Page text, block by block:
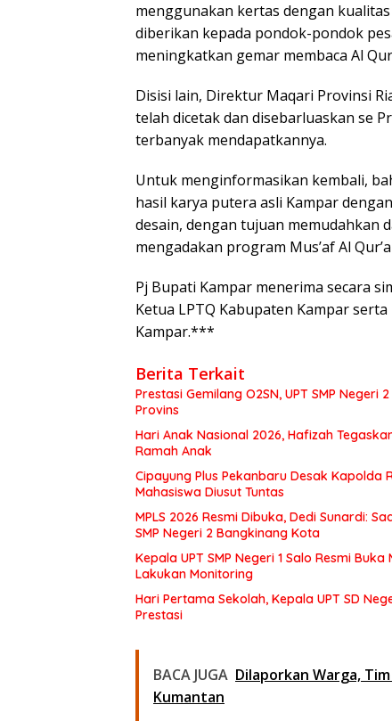
menggunakan kertas dengan
diberikan kepada pondok-pondok
meningkatkan gemar membaca Al
Disisi lain, Direktur Maqari Provinsi
telah dicetak dan disebarluaskan se
terbanyak mendapatkannya.
Untuk menginformasikan kembali,
hasil karya putera asli Kampar
desain, dengan tujuan memudahkan
mengadakan program Mus’af Al
Pj Bupati Kampar menerima secara
Ketua LPTQ Kabupaten Kampar
Kampar.***
Berita Terkait
Prestasi Gemilang O2SN, UPT SMP
Provins
Hari Anak Nasional 2026, Hafizah
Ramah Anak
Cipayung Plus Pekanbaru Desak Kapolda
Mahasiswa Diusut Tuntas
MPLS 2026 Resmi Dibuka, Dedi Sunardi:
SMP Negeri 2 Bangkinang Kota
Kepala UPT SMP Negeri 1 Salo Resmi
Lakukan Monitoring
Hari Pertama Sekolah, Kepala UPT SD
Prestasi
BACA JUGA Dilaporkan Warga,
Kumantan